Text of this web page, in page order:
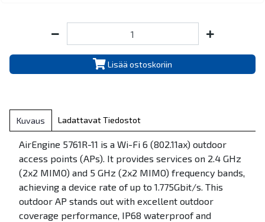
Lisää ostoskoriin
Kuvaus Ladattavat Tiedostot
AirEngine 5761R-11 is a Wi-Fi 6 (802.11ax) outdoor
access points (APs). It provides services on 2.4 GHz
(2x2 MIMO) and 5 GHz (2x2 MIMO) frequency bands,
achieving a device rate of up to 1.775Gbit/s. This
outdoor AP stands out with excellent outdoor
coverage performance, IP68 waterproof and